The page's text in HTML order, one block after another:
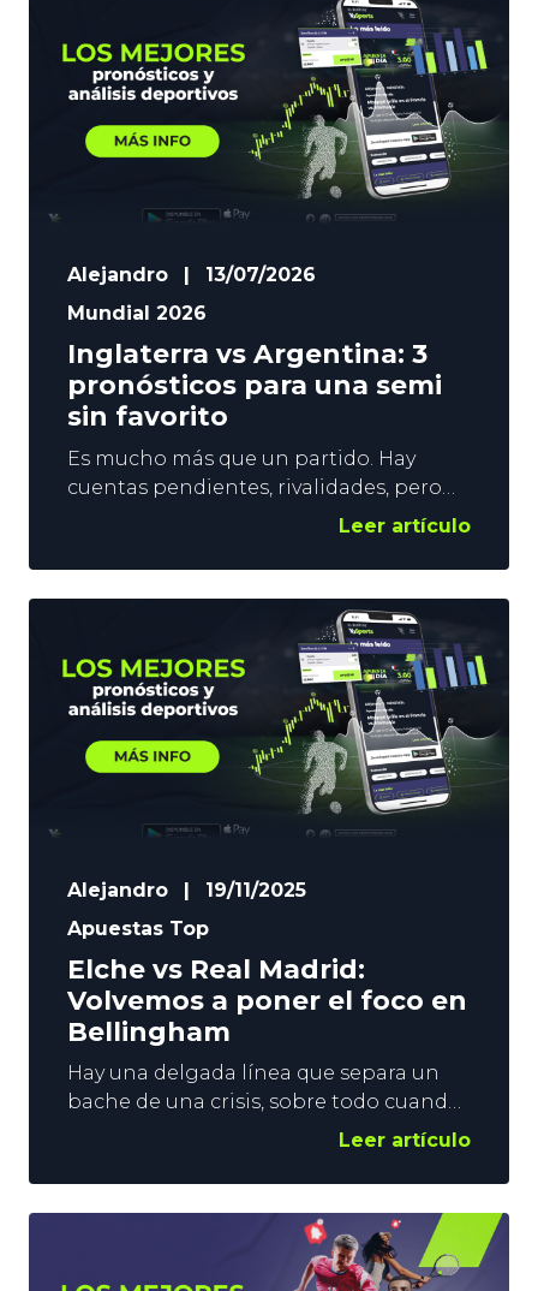
duelos suelen dejar espectáculo, y
goles. Es justo en estos parámetros en
los que vamos a poner el
Alejandro |
13/07/2026
Mundial 2026
Inglaterra vs Argentina: 3
pronósticos para una semi
sin favorito
Es mucho más que un partido. Hay
cuentas pendientes, rivalidades, pero
sobre todo, hay un billete para la Final
Argentina de este miércoles se
presenta como un encuentro igualado,
y con unas dosis de calidad y tensión
altísimas. En YoSports nos
mantenemos neutrales, pero os damos
3 pronósticos
Leer artículo
Alejandro |
19/11/2025
Apuestas Top
Elche vs Real Madrid:
Volvemos a poner el foco en
Bellingham
Hay una delgada línea que separa un
bache de una crisis, sobre todo cuando
del Real Madrid hablamos. Los de Xabi
Derrota en Liverpool en Champions, y
empate en Vallecas en LaLiga. Este
domingo se examinarán en el Martínez
Valero ante un Elche que está haciendo
Leer artículo